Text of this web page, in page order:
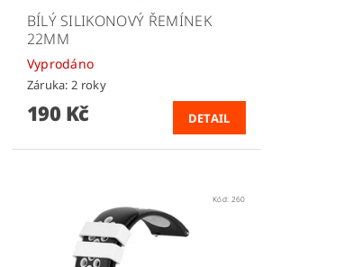
BÍLÝ SILIKONOVÝ ŘEMÍNEK
22MM
Vyprodáno
Záruka: 2 roky
190 Kč DETAIL
Kód: 260